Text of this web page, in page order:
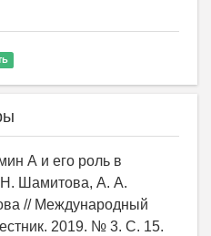
А и его роль в
Н. Шамитова, А. А.
// Международный
2019. № 3. С. 15.